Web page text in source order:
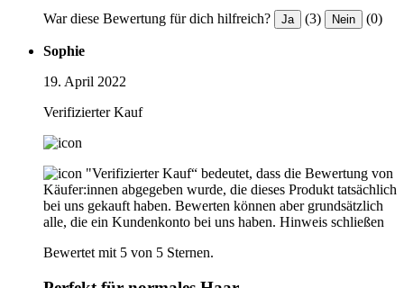
War diese Bewertung für dich hilfreich? Ja (3) Nein (0)
Sophie
19. April 2022
Verifizierter Kauf
"Verifizierter Kauf“ bedeutet, dass die Bewertung von
Käufer:innen abgegeben wurde, die dieses Produkt tatsächlich
bei uns gekauft haben. Bewerten können aber grundsätzlich
alle, die ein Kundenkonto bei uns haben. Hinweis schließen
Bewertet mit 5 von 5 Sternen.